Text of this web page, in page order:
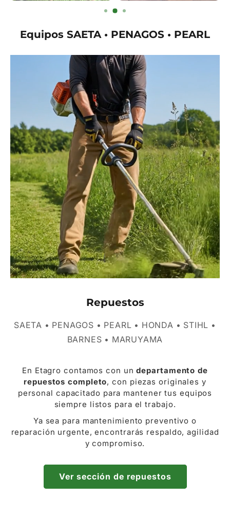
Equipos SAETA • PENAGOS • PEARL
Repuestos
SAETA • PENAGOS • PEARL • HONDA • STIHL •
BARNES • MARUYAMA
En Etagro contamos con undepartamento de
repuestos completo, con piezas originales y
personal capacitado para mantener tus equipos
siempre listos para el trabajo.
Ya sea para mantenimiento preventivo o
reparación urgente, encontrarás respaldo, agilidad
y compromiso.
Ver sección de repuestos